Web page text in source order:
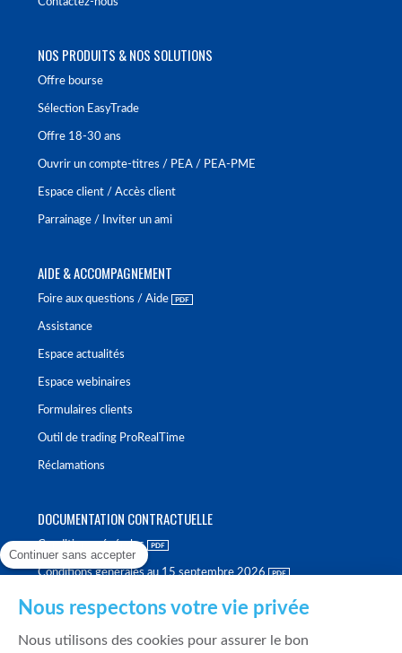
NOS PRODUITS & NOS SOLUTIONS
Offre bourse
Sélection EasyTrade
Offre 18-30 ans
Ouvrir un compte-titres / PEA / PEA-PME
Espace client / Accès client
Parrainage / Inviter un ami
AIDE & ACCOMPAGNEMENT
Foire aux questions / Aide
Assistance
Espace actualités
Espace webinaires
Formulaires clients
Outil de trading ProRealTime
Réclamations
DOCUMENTATION CONTRACTUELLE
Conditions générales
Conditions générales au 15 septembre 2026
Continuer sans accepter
Nous respectons votre vie privée
Nous utilisons des cookies pour assurer le bon